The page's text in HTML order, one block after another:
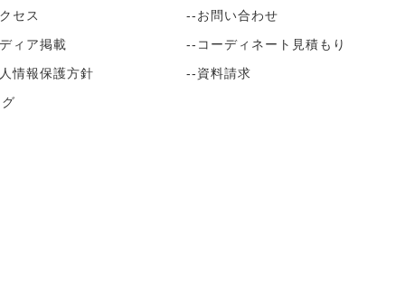
セス
ィア掲載
情報保護方針
--お問い合わせ
--コーディネート見積もり
--資料請求